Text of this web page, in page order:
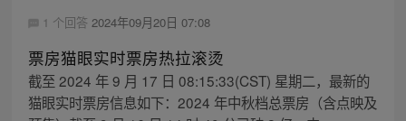
1 个回答 2024年09月20日 07:08
票房猫眼实时票房热拉滚烫
截至 2024 年 9 月 17 日 08:15:33(CST) 星期二，最新的
猫眼实时票房信息如下：2024 年中秋档总票房（含点映及